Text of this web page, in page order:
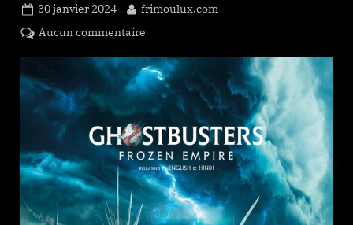
Posted
on
30 janvier 2024 By
frimoulux.com
Aucun commentaire
Frozen
Empire